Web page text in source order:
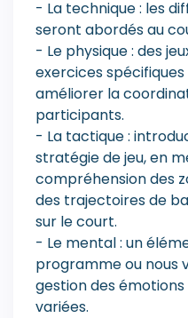
- La technique : les
seront abordés au
- Le physique : des
exercices
améliorer la
participants.
- La tactique :
stratégie de jeu, en
compréhension des
des trajectoires de
sur le court.
- Le mental : un
programme ou nous
gestion des
variées.